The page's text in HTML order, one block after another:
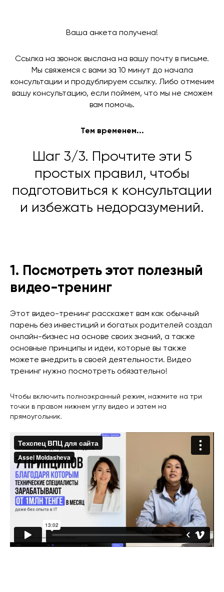
Ваша анкета получена!
Ссылка на звонок выслана на вашу почту в письме.
Мы свяжемся с вами за 10 минут до начала
консультации и продублируем ссылку. Либо отменим
вашу консультацию, если поймем, что мы не сможем
вам помочь.
Тем временем...
Шаг 3/3. Прочтите эти 5
простых правил, чтобы
подготовиться к консультации
и избежать недоразумений.
1. Посмотреть этот полезный
видео-тренинг
Этот видео-тренинг расскажет вам как обычный
парень без инвестиций и богатых родителей создал
онлайн-бизнес на основе своих знаний, а также
основные принципы и идеи, которые вы также
можете внедрить в своей деятельности. Видео
тренинг нужно посмотреть обязательно!
Чтобы включить полноэкранный режим, нажмите на три
точки в правом нижнем углу видео и затем на
прямоугольник.